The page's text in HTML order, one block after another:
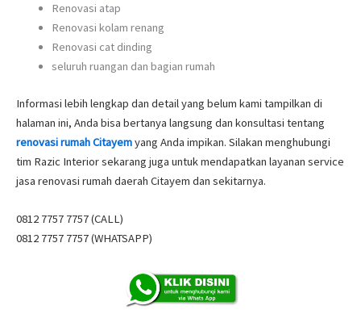
Renovasi atap
Renovasi kolam renang
Renovasi cat dinding
seluruh ruangan dan bagian rumah
Informasi lebih lengkap dan detail yang belum kami tampilkan di
halaman ini, Anda bisa bertanya langsung dan konsultasi tentang
renovasi rumah Citayemyang Anda impikan. Silakan menghubungi
tim Razic Interior sekarang juga untuk mendapatkan layanan service
jasa renovasi rumah daerah Citayem dan sekitarnya.
0812 7757 7757 (CALL)
0812 7757 7757 (WHATSAPP)